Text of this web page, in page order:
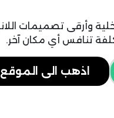
اذهب الى الموقع